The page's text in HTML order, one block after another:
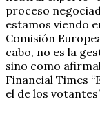
proceso
estamos viendo
Comisión
cabo, no es la
sino como
Financial Times
el de los